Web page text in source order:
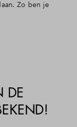
Zo ben je
DE